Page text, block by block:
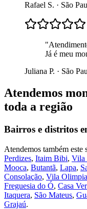
Rafael S. · São
"
Já é meu
Juliana P. · São
Atendemos
toda a região
Bairros e distritos
Atendemos também este
Perdizes, Itaim Bibi, Vila
Mooca, Butantã, Lapa,
Consolação, Vila Olimpia
Freguesia do Ó, Casa
Itaquera, São Mateus,
Grajaú.